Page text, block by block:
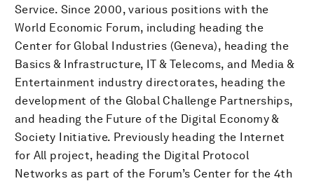
Service. Since 2000, various positions with the
World Economic Forum, including heading the
Center for Global Industries (Geneva), heading the
Basics & Infrastructure, IT & Telecoms, and Media &
Entertainment industry directorates, heading the
development of the Global Challenge Partnerships,
and heading the Future of the Digital Economy &
Society Initiative. Previously heading the Internet
for All project, heading the Digital Protocol
Networks as part of the Forum’s Center for the 4th